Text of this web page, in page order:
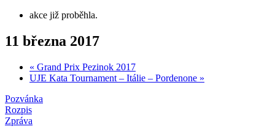
akce již proběhla.
11 března 2017
« Grand Prix Pezinok 2017
UJE Kata Tournament – Itálie – Pordenone »
Pozvánka
Rozpis
Zpráva